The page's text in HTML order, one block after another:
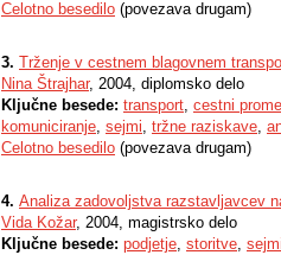
Celotno besedilo (povezava drugam)
3. Trženje v cestnem blagovnem
Nina Štrajhar, 2004, diplomsko delo
Ključne besede: transport, cestni
komuniciranje, sejmi, tržne raziskave,
Celotno besedilo (povezava drugam)
4. Analiza zadovoljstva razstavljavcev
Vida Kožar, 2004, magistrsko delo
Ključne besede: podjetje, storitve,